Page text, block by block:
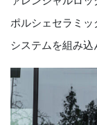
ポルシェセラミ
システムを組み込